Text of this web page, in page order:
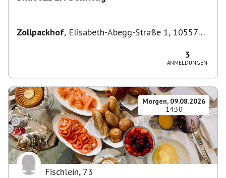
Zollpackhof, Elisabeth-Abegg-Straße 1, 10557
3
ANMELDUNGEN
Morgen, 09.08.2026
14:30
Fischlein, 73